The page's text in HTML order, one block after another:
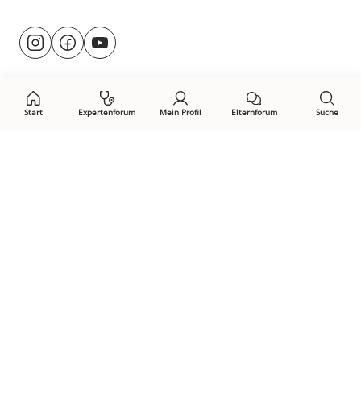
Start Expertenforum Mein Profil Elternforum Suche
Besuche
uns@rund.ums.baby
facebook.com/rundumsbaby.de
youtube.com/@rundumsbaby_